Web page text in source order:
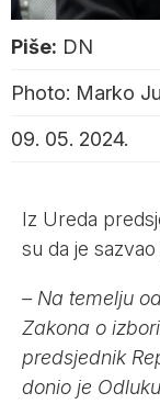
Piše: DN
Photo: Marko
09. 05. 2024.
Iz Ureda
su da je
– Na temelju
Zakona o
predsjednik
donio je